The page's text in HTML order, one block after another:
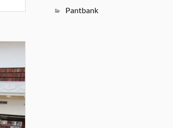
Pantbank